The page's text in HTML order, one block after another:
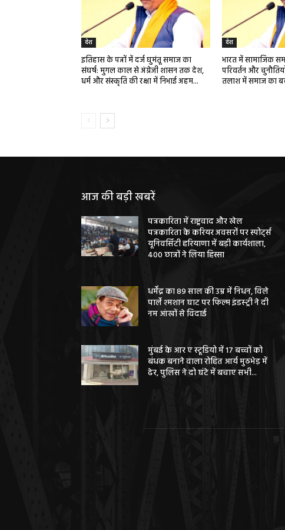
देश
इतिहास के पन्नों में दर्ज घुमंतू समाज का
संघर्ष: मुगल काल से अंग्रेजी शासन तक देश,
धर्म और संस्कृति की रक्षा में निभाई अहम...
देश
भारत में सामाजिक
परिवर्तन और
तलाश में समाज का
आज की बड़ी खबरें
पत्रकारिता में राष्ट्रवाद और खेल
पत्रकारिता के करियर अवसरों पर स्पोर्ट्स
यूनिवर्सिटी हरियाणा में बड़ी कार्यशाला,
400 छात्रों ने लिया हिस्सा
धर्मेंद्र का 89 साल की उम्र में निधन, विले
पार्ले श्मशान घाट पर फिल्म इंडस्ट्री ने दी
नम आंखों से विदाई
मुंबई के आर ए स्टूडियो में 17 बच्चों को
बंधक बनाने वाला रोहित आर्य मुठभेड़ में
ढेर, पुलिस ने दो घंटे में बचाए सभी...